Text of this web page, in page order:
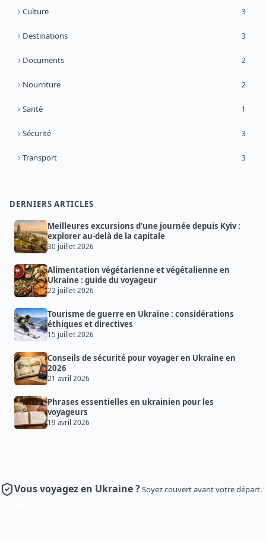
Culture 3
Destinations 3
Documents 2
Nourriture 2
Santé 1
Sécurité 3
Transport 3
DERNIERS ARTICLES
Meilleures excursions d’une journée depuis Kyiv :
explorer au-delà de la capitale
30 juillet 2026
Alimentation végétarienne et végétalienne en
Ukraine : guide du voyageur
22 juillet 2026
Tourisme de guerre en Ukraine : considérations
éthiques et directives
15 juillet 2026
Conseils de sécurité pour voyager en Ukraine en
2026
21 avril 2026
Phrases essentielles en ukrainien pour les
voyageurs
19 avril 2026
Vous voyagez en Ukraine ?Soyez couvert avant votre départ.